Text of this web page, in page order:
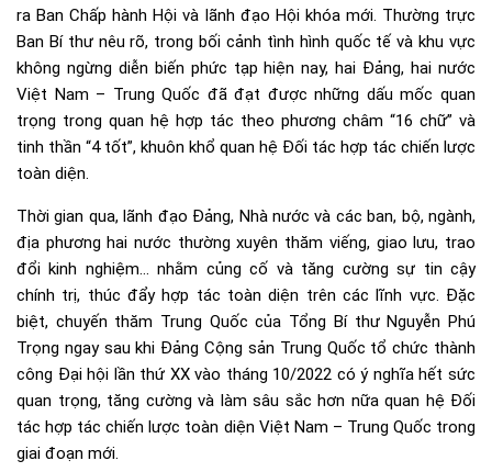
ra Ban Chấp hành Hội và lãnh đạo Hội khóa mới. Thường trực
Ban Bí thư nêu rõ, trong bối cảnh tình hình quốc tế và khu vực
không ngừng diễn biến phức tạp hiện nay, hai Đảng, hai nước
Việt Nam – Trung Quốc đã đạt được những dấu mốc quan
trọng trong quan hệ hợp tác theo phương châm “16 chữ” và
tinh thần “4 tốt”, khuôn khổ quan hệ Đối tác hợp tác chiến lược
toàn diện.
Thời gian qua, lãnh đạo Đảng, Nhà nước và các ban, bộ, ngành,
địa phương hai nước thường xuyên thăm viếng, giao lưu, trao
đổi kinh nghiệm… nhằm củng cố và tăng cường sự tin cậy
chính trị, thúc đẩy hợp tác toàn diện trên các lĩnh vực. Đặc
biệt, chuyến thăm Trung Quốc của Tổng Bí thư Nguyễn Phú
Trọng ngay sau khi Đảng Cộng sản Trung Quốc tổ chức thành
công Đại hội lần thứ XX vào tháng 10/2022 có ý nghĩa hết sức
quan trọng, tăng cường và làm sâu sắc hơn nữa quan hệ Đối
tác hợp tác chiến lược toàn diện Việt Nam – Trung Quốc trong
giai đoạn mới.